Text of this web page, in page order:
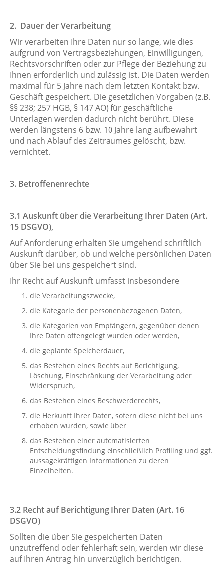
2. Dauer der Verarbeitung
Wir verarbeiten Ihre Daten nur so lange, wie dies
aufgrund von Vertragsbeziehungen, Einwilligungen,
Rechtsvorschriften oder zur Pflege der Beziehung zu
Ihnen erforderlich und zulässig ist. Die Daten werden
maximal für 5 Jahre nach dem letzten Kontakt bzw.
Geschäft gespeichert. Die gesetzlichen Vorgaben (z.B.
§§ 238; 257 HGB, § 147 AO) für geschäftliche
Unterlagen werden dadurch nicht berührt. Diese
werden längstens 6 bzw. 10 Jahre lang aufbewahrt
und nach Ablauf des Zeitraumes gelöscht, bzw.
vernichtet.
3. Betroffenenrechte
3.1 Auskunft über die Verarbeitung Ihrer Daten (Art.
15 DSGVO),
Auf Anforderung erhalten Sie umgehend schriftlich
Auskunft darüber, ob und welche persönlichen Daten
über Sie bei uns gespeichert sind.
Ihr Recht auf Auskunft umfasst insbesondere
die Verarbeitungszwecke,
die Kategorie der personenbezogenen Daten,
die Kategorien von Empfängern, gegenüber denen
Ihre Daten offengelegt wurden oder werden,
die geplante Speicherdauer,
das Bestehen eines Rechts auf Berichtigung,
Löschung, Einschränkung der Verarbeitung oder
Widerspruch,
das Bestehen eines Beschwerderechts,
die Herkunft Ihrer Daten, sofern diese nicht bei uns
erhoben wurden, sowie über
das Bestehen einer automatisierten
Entscheidungsfindung einschließlich Profiling und ggf.
aussagekräftigen Informationen zu deren
Einzelheiten.
3.2 Recht auf Berichtigung Ihrer Daten (Art. 16
DSGVO)
Sollten die über Sie gespeicherten Daten
unzutreffend oder fehlerhaft sein, werden wir diese
auf Ihren Antrag hin unverzüglich berichtigen.